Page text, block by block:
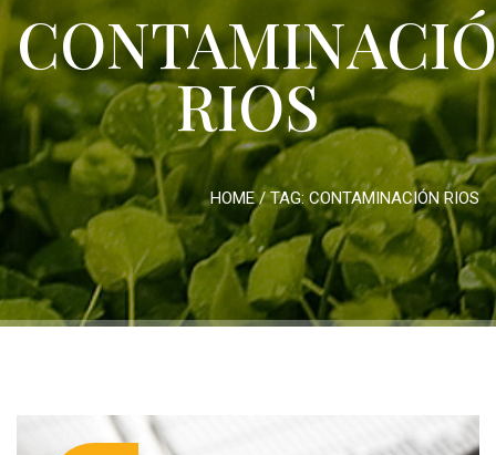
RIOS
HOME/ TAG: CONTAMINACIÓN RIOS